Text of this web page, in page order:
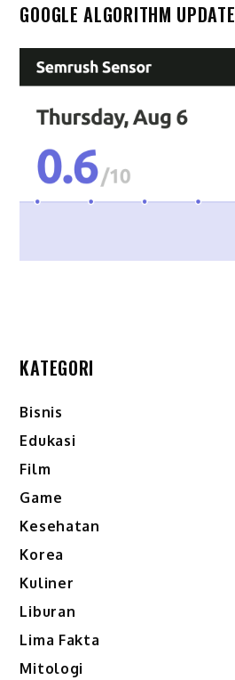
GOOGLE ALGORITHM UPDATE
KATEGORI
Bisnis
Edukasi
Film
Game
Kesehatan
Korea
Kuliner
Liburan
Lima Fakta
Mitologi